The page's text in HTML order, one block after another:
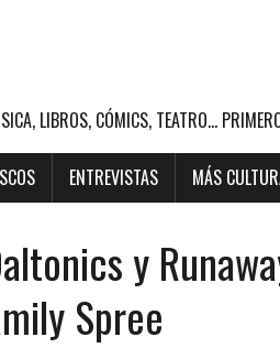
LIBROS, CÓMICS, TEATRO...
ENTREVISTAS MÁS
y
Spree